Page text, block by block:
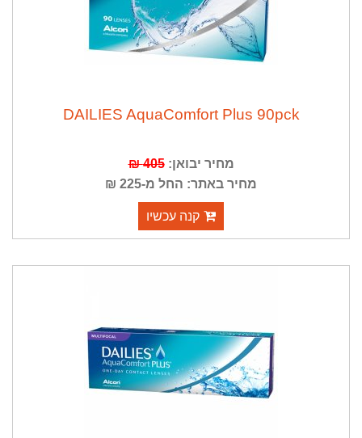
DAILIES AquaComfort Plus 90pck
מחיר יבואן:405 ₪
מחיר באתר: החל מ-225 ₪
קנה עכשיו